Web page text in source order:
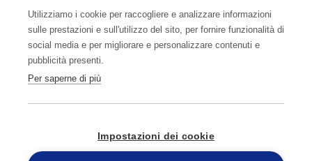
Privacy Cookies
Utilizziamo i cookie per raccogliere e analizzare informazioni
sulle prestazioni e sull'utilizzo del sito, per fornire funzionalità di
social media e per migliorare e personalizzare contenuti e
pubblicità presenti.
Per saperne di più
Impostazioni dei cookie